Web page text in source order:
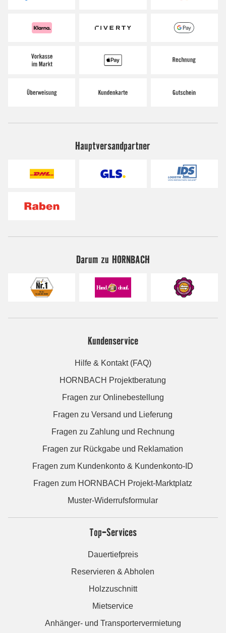
Hauptversandpartner
Darum zu HORNBACH
Kundenservice
Hilfe & Kontakt (FAQ)
HORNBACH Projektberatung
Fragen zur Onlinebestellung
Fragen zu Versand und Lieferung
Fragen zu Zahlung und Rechnung
Fragen zur Rückgabe und Reklamation
Fragen zum Kundenkonto & Kundenkonto-ID
Fragen zum HORNBACH Projekt-Marktplatz
Muster-Widerrufsformular
Top-Services
Dauertiefpreis
Reservieren & Abholen
Holzzuschnitt
Mietservice
Anhänger- und Transportervermietung